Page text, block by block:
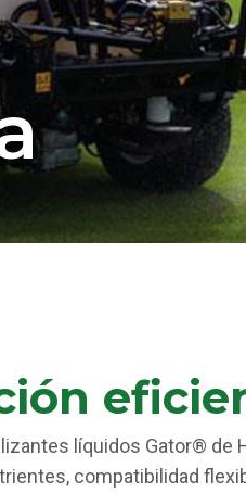
líquidos Gator® de
compatibilidad